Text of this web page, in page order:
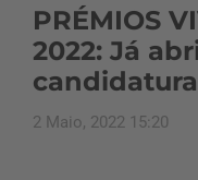
PRÉMIOS
2022: Já
2 Maio, 2022 15:20